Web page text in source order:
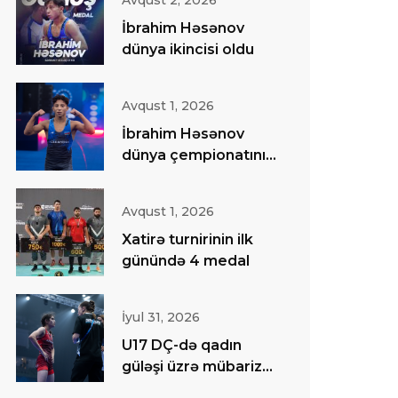
İbrahim Həsənov
dünya ikincisi oldu
Avqust 1, 2026
İbrahim Həsənov
dünya çempionatının
Avqust 1, 2026
Xatirə turnirinin ilk
günündə 4 medal
İyul 31, 2026
U17 DÇ-də qadın
güləşi üzrə mübarizə